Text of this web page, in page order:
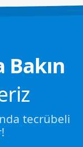
Bakın
tecrübeli